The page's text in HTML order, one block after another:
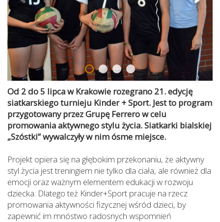
Od 2 do 5 lipca w Krakowie rozegrano 21. edycję
siatkarskiego turnieju Kinder + Sport. Jest to program
przygotowany przez Grupę Ferrero w celu
promowania aktywnego stylu życia. Siatkarki bialskiej
„Szóstki” wywalczyły w nim ósme miejsce.
Projekt opiera się na głębokim przekonaniu, że aktywny
styl życia jest treningiem nie tylko dla ciała, ale również dla
emocji oraz ważnym elementem edukacji w rozwoju
dziecka. Dlatego też Kinder+Sport pracuje na rzecz
promowania aktywności fizycznej wśród dzieci, by
zapewnić im mnóstwo radosnych wspomnień